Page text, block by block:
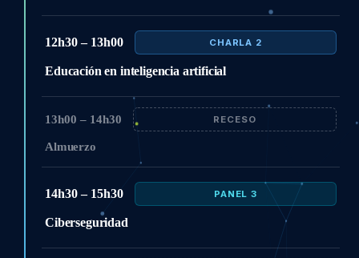
12h30 – 13h00 CHARLA 2
Educación en inteligencia artificial
13h00 – 14h30 RECESO
Almuerzo
14h30 – 15h30 PANEL 3
Ciberseguridad